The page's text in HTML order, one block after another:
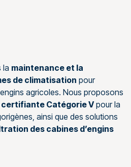
la maintenance et la
de climatisation pour
agricoles. Nous proposons
Catégorie Vpour la
ainsi que des solutions
des cabines d’engins